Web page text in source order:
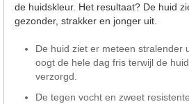
de huidskleur. Het resultaat? De huid
gezonder, strakker en jonger uit.
De huid ziet er meteen stralender
oogt de hele dag fris terwijl de
verzorgd.
De tegen vocht en zweet